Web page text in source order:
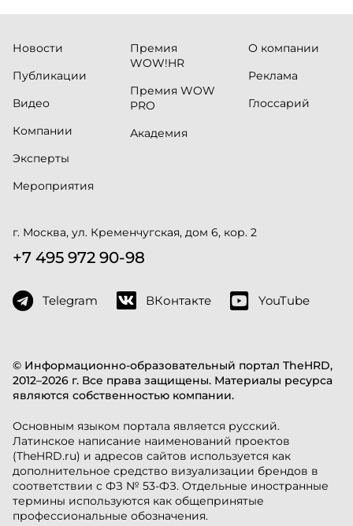
© Информационно-образовательный портал TheHRD,
2012–2026 г. Все права защищены. Материалы ресурса
являются собственностью компании.
Основным языком портала является русский.
Латинское написание наименований проектов
(TheHRD.ru) и адресов сайтов используется как
дополнительное средство визуализации брендов в
соответствии с ФЗ № 53-ФЗ. Отдельные иностранные
термины используются как общепринятые
профессиональные обозначения.
Новости
Публикации
Видео
Компании
Эксперты
Мероприятия
Премия
WOW!HR
Премия WOW
PRO
Академия
О компании
Реклама
Глоссарий
г. Москва, ул. Кременчугская, дом 6, кор. 2
+7 495 972 90-98
Telegram ВКонтакте YouTube